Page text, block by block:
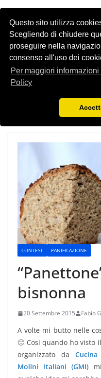
Questo sito utilizza
Scegliendo di chiudere
proseguire nella
consenso all'uso dei
Per maggiori
Policy
Salta
contenuto
A
CONTEST PANIFICAZIONE
bisnonna
20 Settembre 2015 Fabio
A volte mi butto nelle
🙂 Così quando ho visto
organizzato da
Molini Italiani (GMI)